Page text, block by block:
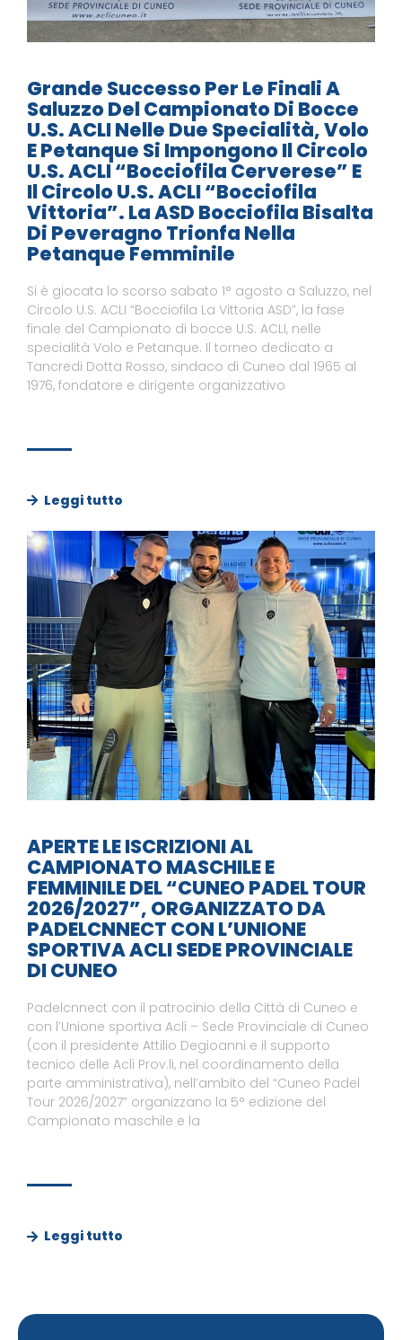
Grande Successo Per Le Finali A
Saluzzo Del Campionato Di Bocce
U.S. ACLI Nelle Due Specialità, Volo
E Petanque Si Impongono Il Circolo
U.S. ACLI “Bocciofila Cerverese” E
Il Circolo U.S. ACLI “Bocciofila
Vittoria”. La ASD Bocciofila Bisalta
Di Peveragno Trionfa Nella
Petanque Femminile
Si è giocata lo scorso sabato 1° agosto a Saluzzo, nel
Circolo U.S. ACLI “Bocciofila La Vittoria ASD”, la fase
finale del Campionato di bocce U.S. ACLI, nelle
specialità Volo e Petanque. Il torneo dedicato a
Tancredi Dotta Rosso, sindaco di Cuneo dal 1965 al
1976, fondatore e dirigente organizzativo
Leggi tutto
APERTE LE ISCRIZIONI AL
CAMPIONATO MASCHILE E
FEMMINILE DEL “CUNEO PADEL TOUR
2026/2027”, ORGANIZZATO DA
PADELCNNECT CON L’UNIONE
SPORTIVA ACLI SEDE PROVINCIALE
DI CUNEO
Padelcnnect con il patrocinio della Città di Cuneo e
con l’Unione sportiva Acli – Sede Provinciale di Cuneo
(con il presidente Attilio Degioanni e il supporto
tecnico delle Acli Prov.li, nel coordinamento della
parte amministrativa), nell’ambito del “Cuneo Padel
Tour 2026/2027” organizzano la 5° edizione del
Campionato maschile e la
Leggi tutto